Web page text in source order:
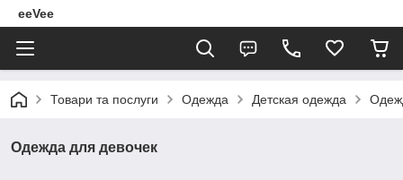
eeVee
Товари та послуги Одежда Детская одежда
Одежда для девочек